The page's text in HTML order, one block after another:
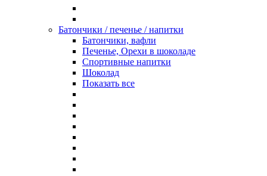
Батончики / печенье / напитки
Батончики, вафли
Печенье, Орехи в шоколаде
Спортивные напитки
Шоколад
Показать все